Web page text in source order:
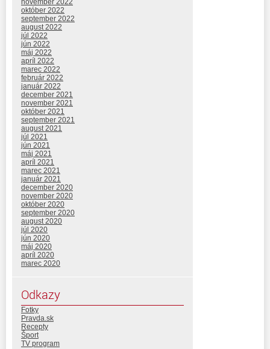
november 2022
október 2022
september 2022
august 2022
júl 2022
jún 2022
máj 2022
apríl 2022
marec 2022
február 2022
január 2022
december 2021
november 2021
október 2021
september 2021
august 2021
júl 2021
jún 2021
máj 2021
apríl 2021
marec 2021
január 2021
december 2020
november 2020
október 2020
september 2020
august 2020
júl 2020
jún 2020
máj 2020
apríl 2020
marec 2020
Odkazy
Fotky
Pravda.sk
Recepty
Šport
TV program